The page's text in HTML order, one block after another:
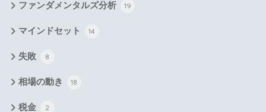
ファンダメンタルズ分析 19
マインドセット 14
失敗 8
相場の動き 18
税金 2